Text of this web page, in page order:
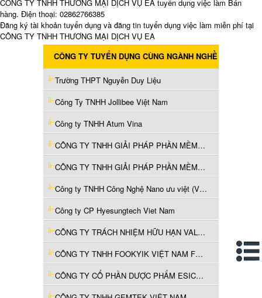
CÔNG TY TNHH THƯƠNG MẠI DỊCH VỤ EA tuyển dụng việc làm Bán
hàng. Điện thoại: 02862766385
Đăng ký tài khoản tuyển dụng và đăng tin tuyển dụng việc làm miễn phí tại
CÔNG TY TNHH THƯƠNG MẠI DỊCH VỤ EA
CÔNG TY TUYỂN DỤNG CÙNG NGÀNH NGHỀ
Trường THPT Nguyễn Duy Liệu
Công Ty TNHH Jollibee Việt Nam
Công ty TNHH Atum Vina
CÔNG TY TNHH GIẢI PHÁP PHẦN MỀM CÔNG TÁC VÀ THANH TOÁN
CÔNG TY TNHH GIẢI PHÁP PHẦN MỀM CÔNG TÁC VÀ THANH TOÁN
Công ty TNHH Công Nghệ Nano ưu việt (Việt Nam)
Công ty CP Hyesungtech Viet Nam
CÔNG TY TRÁCH NHIỆM HỮU HẠN VALSPAR (VIỆT NAM)
CÔNG TY TNHH FOOKYIK VIỆT NAM FURNITURE
CÔNG TY CỔ PHẦN DƯỢC PHẨM ESICO VIỆT NAM